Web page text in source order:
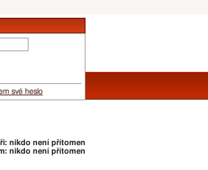
své heslo
nikdo není přítomen
nikdo není přítomen